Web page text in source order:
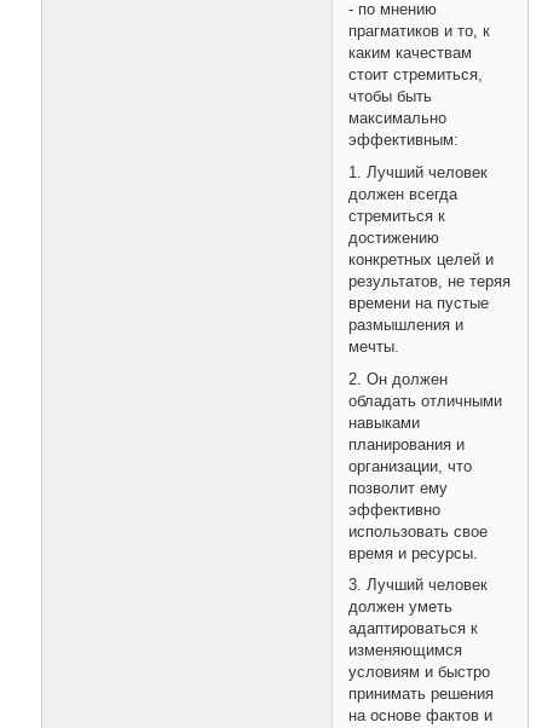
- по мнению
прагматиков и то, к
каким качествам
стоит стремиться,
чтобы быть
максимально
эффективным:
1. Лучший человек
должен всегда
стремиться к
достижению
конкретных целей и
результатов, не теряя
времени на пустые
размышления и
мечты.
2. Он должен
обладать отличными
навыками
планирования и
организации, что
позволит ему
эффективно
использовать свое
время и ресурсы.
3. Лучший человек
должен уметь
адаптироваться к
изменяющимся
условиям и быстро
принимать решения
на основе фактов и